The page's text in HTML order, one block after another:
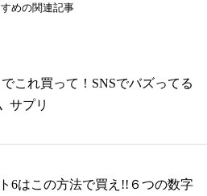
めの関連記事
でこれ買って！SNSでバズってる
サプリ
6はこの方法で買え!!６つの数字